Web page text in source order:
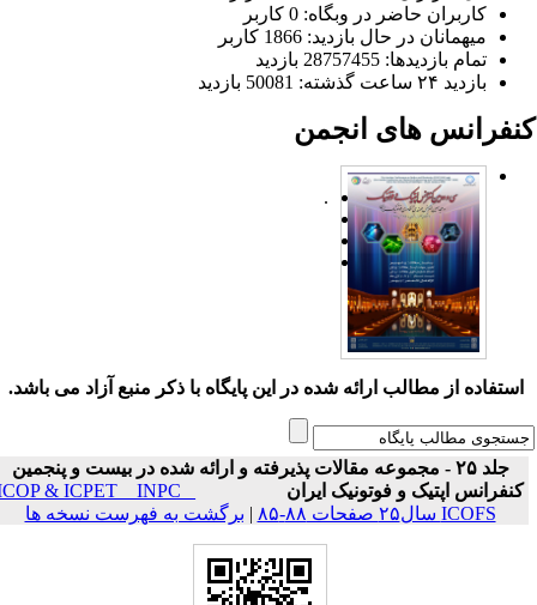
کاربران حاضر در وبگاه: 0 کاربر
میهمانان در حال بازدید: 1866 کاربر
تمام بازدید‌ها: 28757455 بازدید
بازدید ۲۴ ساعت گذشته: 50081 بازدید
های انجمن
.
استفاده از مطالب ارائه شده در این پایگاه با ذکر منبع آزاد می باشد.
جلد ۲۵ - مجموعه مقالات پذیرفته و ارائه شده در بیست و پنجمین
کنفرانس اپتیک و فوتونیک ایران
ICOP & ICPET _ INPC _
ICOFS سال۲۵ صفحات ۸۸-۸۵
| برگشت به فهرست نسخه ها